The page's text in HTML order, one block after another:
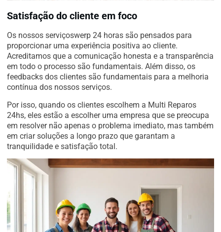
Satisfação do cliente em foco
Os nossos serviçoswerp 24 horas são pensados para
proporcionar uma experiência positiva ao cliente.
Acreditamos que a comunicação honesta e a transparência
em todo o processo são fundamentais. Além disso, os
feedbacks dos clientes são fundamentais para a melhoria
contínua dos nossos serviços.
Por isso, quando os clientes escolhem a Multi Reparos
24hs, eles estão a escolher uma empresa que se preocupa
em resolver não apenas o problema imediato, mas também
em criar soluções a longo prazo que garantam a
tranquilidade e satisfação total.